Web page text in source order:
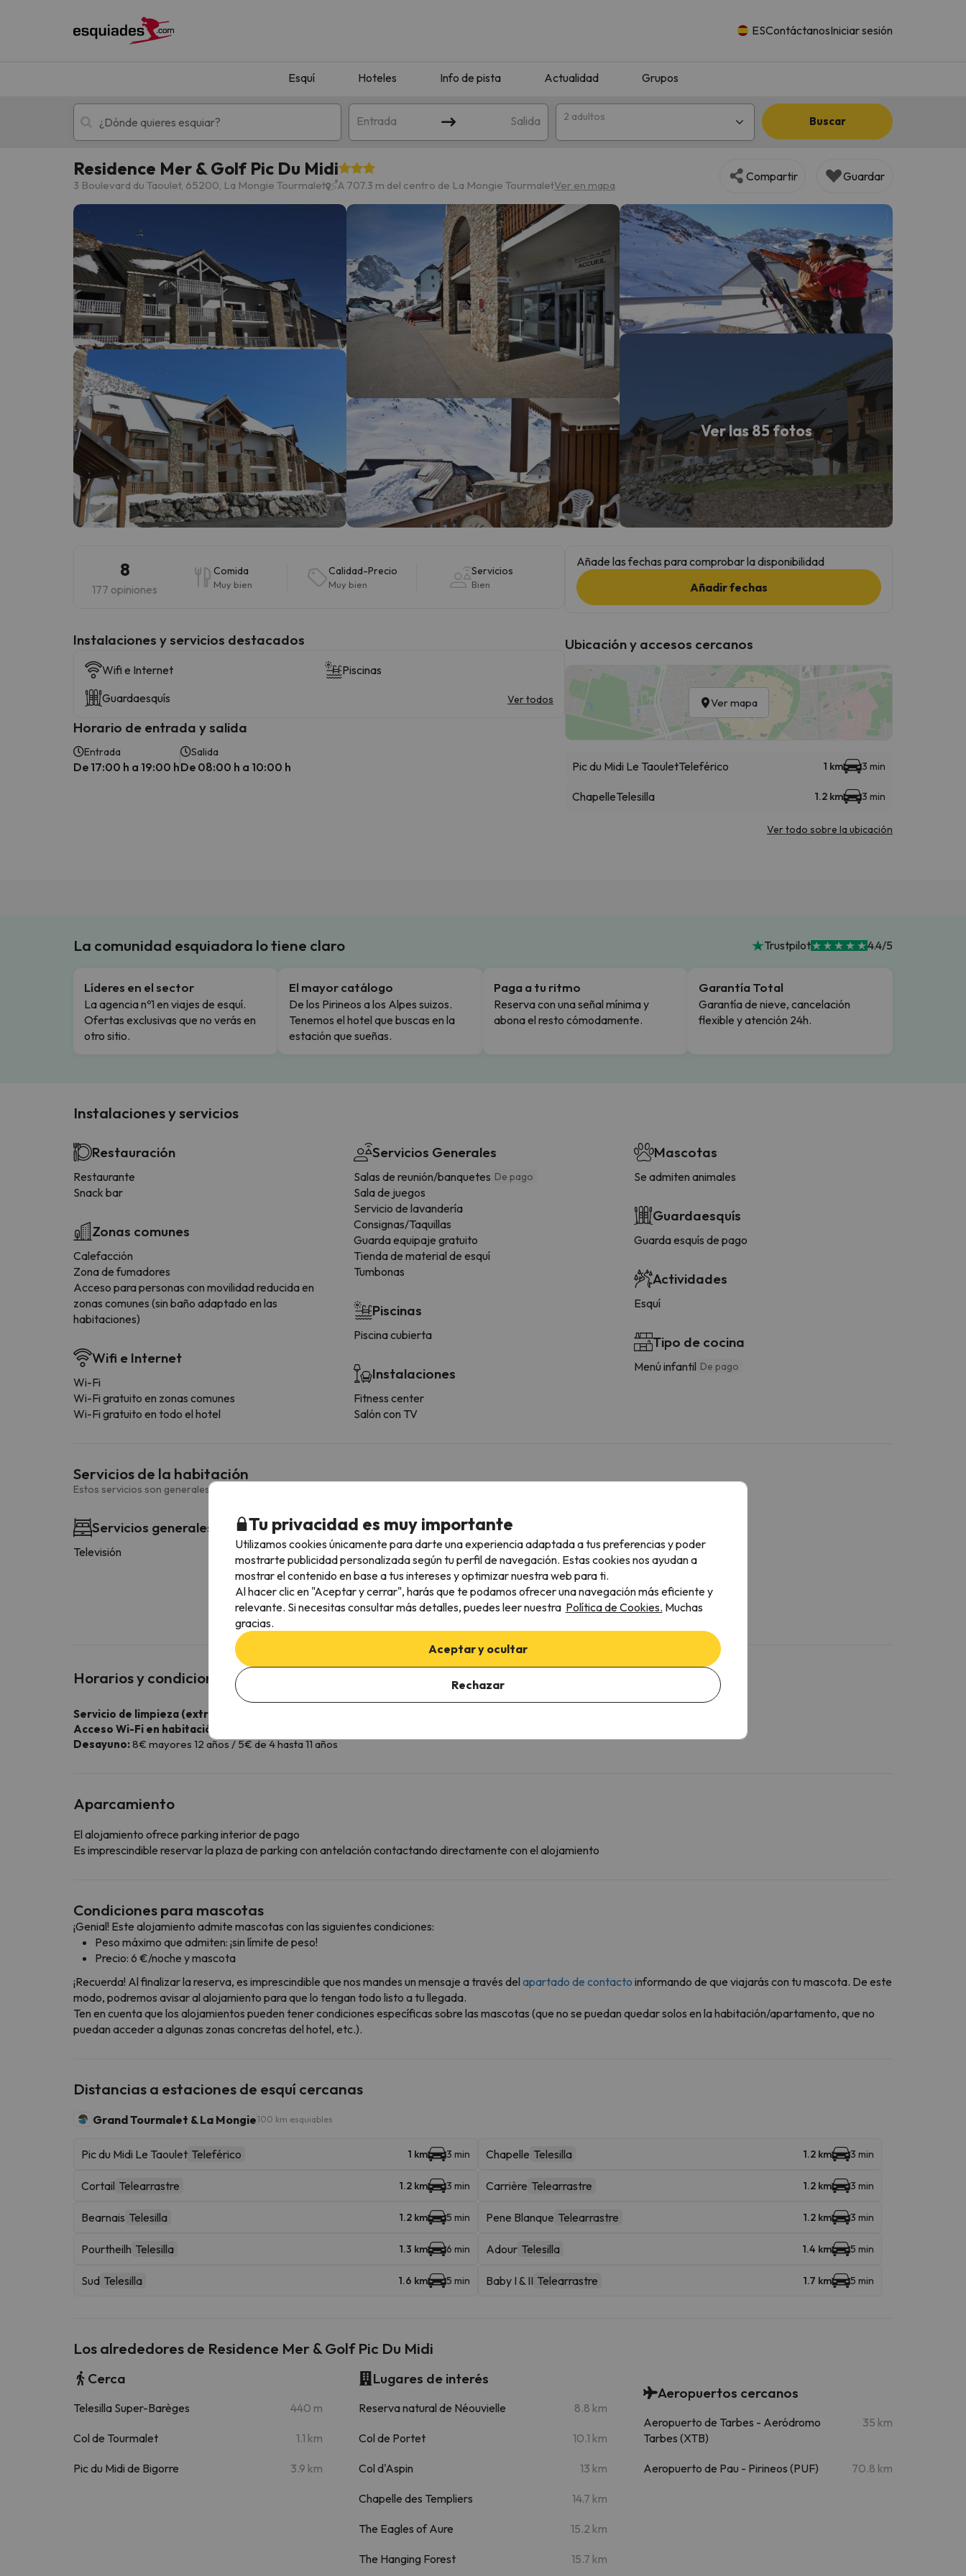
ESContáctanosIniciar sesión
Esquí Hoteles Info de pista Actualidad Grupos
Entrada Salida 2 adultos Buscar
Esquí Escapadas
¡Vaya! No hemos encontrado ningún resultado que coincida con tu búsqueda. Prueba a modificar el destino.
¡Vaya! Parece que nuestro buscador ha perdido el norte. En cuanto encuentre su brújula vuelve.
Residence Mer & Golf Pic Du Midi
3 Boulevard du Taoulet, 65200, La Mongie Tourmalet A 707.3 m del centro de La Mongie TourmaletVer en mapa
Compartir Guardar
Ver las 85 fotos
8
177 opiniones
Comida
Muy bien
Calidad-Precio
Muy bien
Servicios
Bien
Instalaciones y servicios destacados
Wifi e Internet
Piscinas
Guardaesquís
Ver todos
Horario de entrada y salida
Entrada
De 17:00 h a 19:00 h
Salida
De 08:00 h a 10:00 h
Añade las fechas para comprobar la disponibilidad
Añadir fechas
Ubicación y accesos cercanos
Ver mapa
Pic du Midi Le TaouletTeleférico 1 km 3 min
ChapelleTelesilla 1.2 km 3 min
Ver todo sobre la ubicación
La comunidad esquiadora lo tiene claro Trustpilot 4.4/5
Líderes en el sector
La agencia nº1 en viajes de esquí.
Ofertas exclusivas que no verás en
otro sitio.
El mayor catálogo
De los Pirineos a los Alpes suizos.
Tenemos el hotel que buscas en la
estación que sueñas.
Paga a tu ritmo
Reserva con una señal mínima y
abona el resto cómodamente.
Garantía Total
Garantía de nieve, cancelación
flexible y atención 24h.
Instalaciones y servicios
Restauración
Restaurante
Snack bar
Zonas comunes
Calefacción
Zona de fumadores
Acceso para personas con movilidad reducida en
zonas comunes (sin baño adaptado en las
habitaciones)
Wifi e Internet
Wi-Fi
Wi-Fi gratuito en zonas comunes
Wi-Fi gratuito en todo el hotel
Servicios Generales
Salas de reunión/banquetes De pago
Sala de juegos
Servicio de lavandería
Consignas/Taquillas
Guarda equipaje gratuito
Tienda de material de esquí
Tumbonas
Piscinas
Piscina cubierta
Instalaciones
Fitness center
Salón con TV
Mascotas
Se admiten animales
Guardaesquís
Guarda esquís de pago
Actividades
Esquí
Tipo de cocina
Menú infantil De pago
Servicios de la habitación
Estos servicios son generales y pueden variar según la tipología de habitación.
Servicios generales habitación
Televisión
Más servicios
Lavavajillas
Nevera
Cafetera
Microondas
Menaje
Horarios y condiciones especiales
Servicio de limpieza (extra):
Acceso Wi-Fi en habitación:
Desayuno:8€ mayores 12 años / 5€ de 4 hasta 11 años
Aparcamiento
El alojamiento ofrece parking interior de pago
Es imprescindible reservar la plaza de parking con antelación contactando directamente con el alojamiento
Condiciones para mascotas
¡Genial! Este alojamiento admite mascotas con las siguientes condiciones:
Peso máximo que admiten: ¡sin límite de peso!
Precio: 6 €/noche y mascota
¡Recuerda! Al finalizar la reserva, es imprescindible que nos mandes un mensaje a través del apartado de contacto informando de que viajarás con tu mascota. De este
modo, podremos avisar al alojamiento para que lo tengan todo listo a tu llegada.
Ten en cuenta que los alojamientos pueden tener condiciones específicas sobre las mascotas (que no se puedan quedar solos en la habitación/apartamento, que no
puedan acceder a algunas zonas concretas del hotel, etc.).
Distancias a estaciones de esquí cercanas
Grand Tourmalet & La Mongie100 km esquiables
Pic du Midi Le Taoulet Teleférico 1 km 3 min Chapelle Telesilla 1.2 km 3 min
Cortail Telearrastre 1.2 km 3 min Carrière Telearrastre 1.2 km 3 min
Bearnais Telesilla 1.2 km 5 min Pene Blanque Telearrastre 1.2 km 3 min
Pourtheilh Telesilla 1.3 km 6 min Adour Telesilla 1.4 km 5 min
Sud Telesilla 1.6 km 5 min Baby I & II Telearrastre 1.7 km 5 min
Los alrededores de Residence Mer & Golf Pic Du Midi
Cerca
Telesilla Super-Barèges 440 m
Col de Tourmalet 1.1 km
Pic du Midi de Bigorre 3.9 km
Lugares de interés
Reserva natural de Néouvielle 8.8 km
Col de Portet 10.1 km
Col d'Aspin 13 km
Chapelle des Templiers 14.7 km
The Eagles of Aure 15.2 km
The Hanging Forest 15.7 km
Aeropuertos cercanos
Aeropuerto de Tarbes - Aeródromo
Tarbes (XTB)
35 km
Aeropuerto de Pau - Pirineos (PUF) 70.8 km
Tu privacidad es muy importante
Utilizamos cookies únicamente para darte una experiencia adaptada a tus preferencias y poder
mostrarte publicidad personalizada según tu perfil de navegación. Estas cookies nos ayudan a
mostrar el contenido en base a tus intereses y optimizar nuestra web para ti.
Al hacer clic en "Aceptar y cerrar", harás que te podamos ofrecer una navegación más eficiente y
relevante. Si necesitas consultar más detalles, puedes leer nuestra Política de Cookies. Muchas
gracias.
Aceptar y ocultar
Rechazar